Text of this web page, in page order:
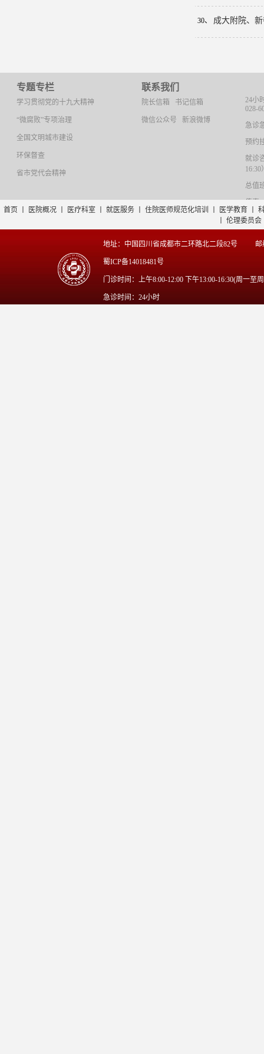
30、 成大附院、
专题专栏
学习贯彻党的十九大精神
“微腐败”专项治理
全国文明城市建设
环保督查
省市党代会精神
联系我们
院长信箱 书记信箱
微信公众号 新浪微博
24小
028-
急诊
预约
就诊
16:30
总值
传真
首页
医院概况 医疗科室 就医服务 住院医师规范化培训 医学教育
伦理委员会
地址：中国四川省成都市二环路北二段82号 邮
蜀ICP备14018481号
门诊时间：上午8:00-12:00 下午13:00-16:30(周一至
急诊时间：24小时